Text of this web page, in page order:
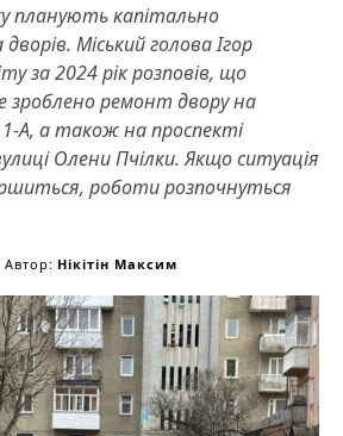
планують капітально
Міський голова Ігор
за 2024 рік розповів, що
зроблено ремонт двору на
А, а також на проспекті
Олени Пчілки. Якщо ситуація
роботи розпочнуться
Автор: Нікітін Максим